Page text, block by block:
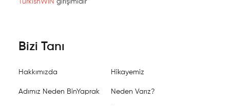
TurkishWIN girişimidir
Bizi Tanı
Hakkımızda Hikayemiz
Adımız Neden BinYaprak Neden Varız?